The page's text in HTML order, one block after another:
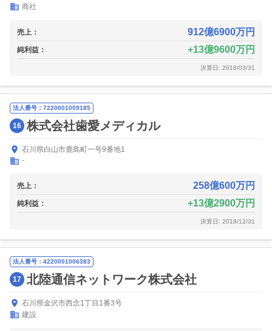
商社
売上： 912億6900万円
純利益： 13億9600万円
決算日: 2018/03/31
法人番号：7220001009185
16 株式会社歯愛メディカル
石川県白山市鹿島町一号9番地1
-
売上： 258億600万円
純利益： 13億2900万円
決算日: 2018/12/31
法人番号：4220001006383
17 北陸通信ネットワーク株式会社
石川県金沢市西念1丁目1番3号
建設